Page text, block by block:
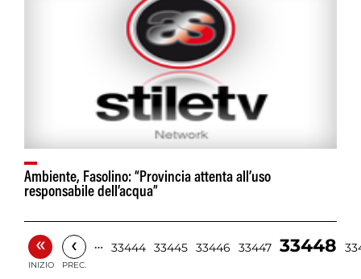
Ambiente, Fasolino: “Provincia attenta all’uso
responsabile dell’acqua”
«
INIZIO
‹
PREC.
… 33444 33445 33446 33447 33448